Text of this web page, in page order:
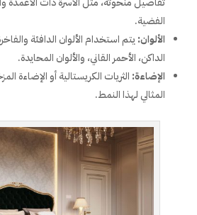
الفضية.
الألوان: يتم استخدام الألوان الدافئة
الداكن، الأحمر القاني، والألوان المحايدة.
الإضاءة: الثريات الكريستالية أو الإضاءة
المثالي لهذا النمط.